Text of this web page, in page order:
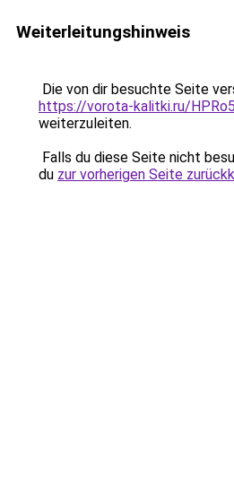
Weiterleitungshinweis
Die von dir besuchte Seite
https://vorota-kalitki.ru/
weiterzuleiten.
Falls du diese Seite nicht
du zur vorherigen Seite